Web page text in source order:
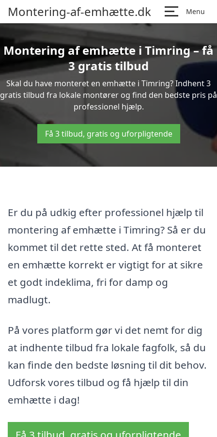
Montering-af-emhætte.dk Menu
Montering af emhætte i Timring – få
3 gratis tilbud
Skal du have monteret en emhætte i Timring? Indhent 3
gratis tilbud fra lokale montører og find den bedste pris på
professionel hjælp.
Få 3 tilbud, gratis og uforpligtende
Er du på udkig efter professionel hjælp til
montering af emhætte i Timring? Så er du
kommet til det rette sted. At få monteret
en emhætte korrekt er vigtigt for at sikre
et godt indeklima, fri for damp og
madlugt.
På vores platform gør vi det nemt for dig
at indhente tilbud fra lokale fagfolk, så du
kan finde den bedste løsning til dit behov.
Udforsk vores tilbud og få hjælp til din
emhætte i dag!